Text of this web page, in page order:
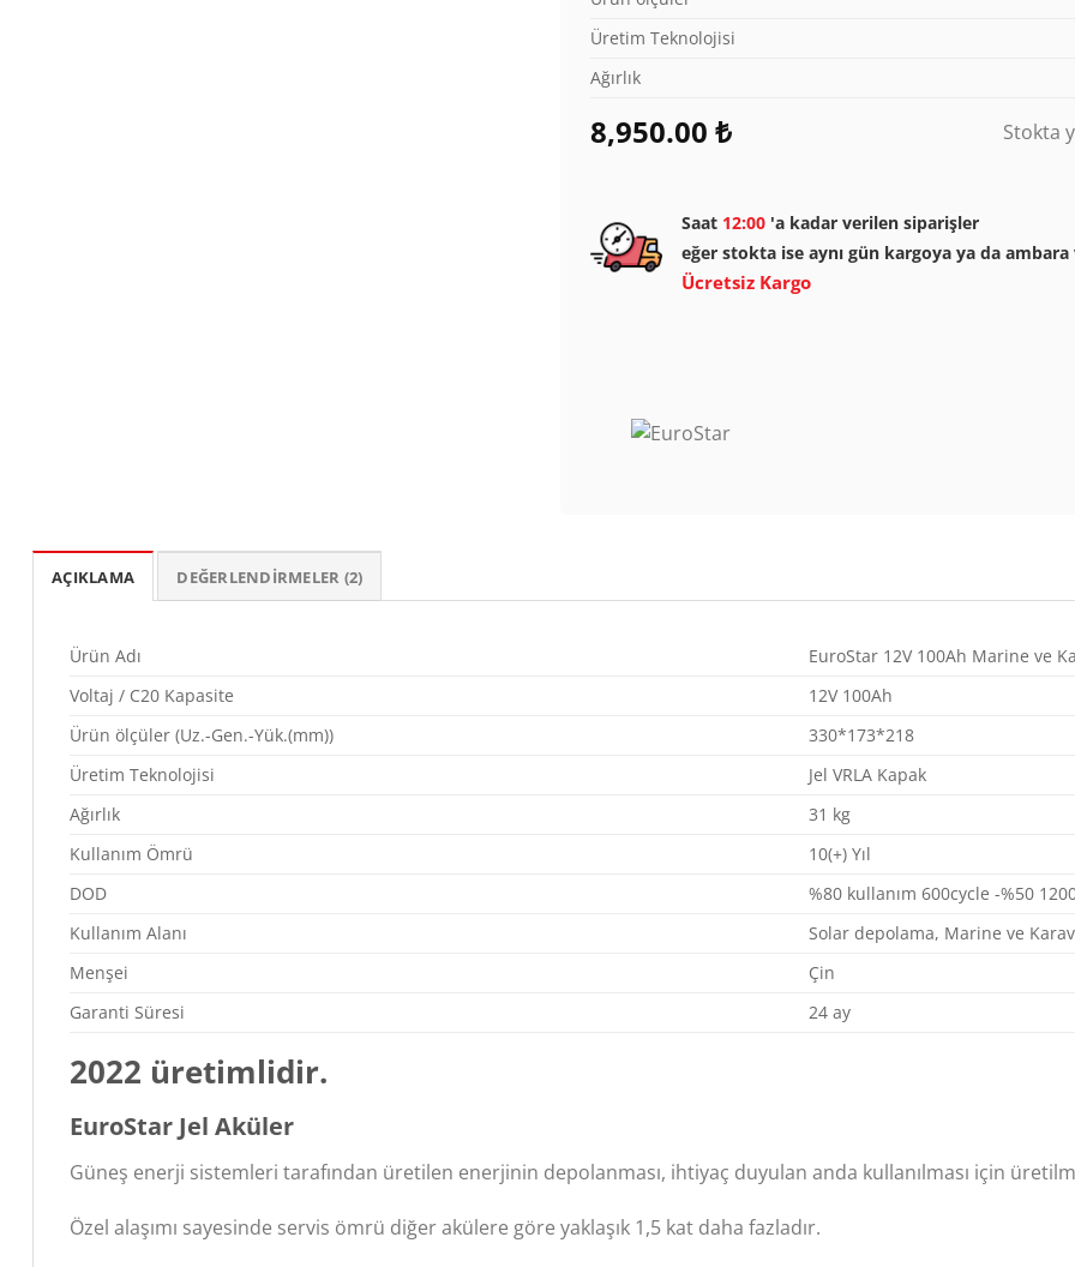
Üretim Teknolojisi
Ağırlık
8,950.00 ₺ Stokta
Saat 12:00 'a kadar verilen siparişler
eğer stokta ise aynı gün kargoya ya da
Ücretsiz Kargo
AÇIKLAMA DEĞERLENDIRMELER (2)
Ürün Adı
EuroStar 12V 100Ah Marine ve
Voltaj / C20 Kapasite
12V 100Ah
Ürün ölçüler (Uz.-Gen.-Yük.(mm))
330*173*218
Üretim Teknolojisi
Jel VRLA Kapak
Ağırlık
31 kg
Kullanım Ömrü
10(+) Yıl
DOD
%80 kullanım 600cycle -%50
Kullanım Alanı
Solar depolama, Marine ve
Menşei
Çin
Garanti Süresi
24 ay
2022 üretimlidir.
EuroStar Jel Aküler
Güneş enerji sistemleri tarafından üretilen enerjinin depolanması, ihtiyaç duyulan anda kullanılması için
Özel alaşımı sayesinde servis ömrü diğer akülere göre yaklaşık 1,5 kat daha fazladır.